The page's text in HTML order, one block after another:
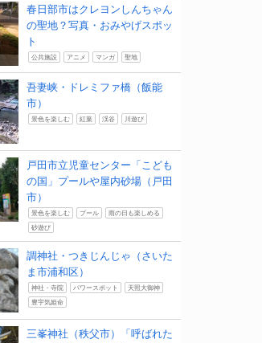
春日部市はクレヨンしんちゃん
の聖地？写真・おみやげスポッ
ト
公共施設 アニメ マンガ 聖地
吾妻峡・ドレミファ橋（飯能
市）
景色を楽しむ 紅葉 渓谷 川遊び
戸田市立児童センター「こども
の国」プールや屋内砂場（戸田
市）
景色を楽しむ プール 雨の日も楽しめる
砂遊び
調神社・つきじんじゃ（さいた
ま市浦和区）
神社・寺院 パワースポット 天照大御神
豊宇気姫命
三峯神社（秩父市）「呼ばれた